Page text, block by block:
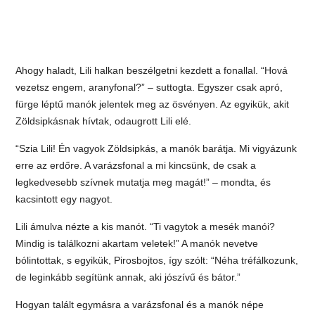
Ahogy haladt, Lili halkan beszélgetni kezdett a fonallal. “Hová
vezetsz engem, aranyfonal?” – suttogta. Egyszer csak apró,
fürge léptű manók jelentek meg az ösvényen. Az egyikük, akit
Zöldsipkásnak hívtak, odaugrott Lili elé.
“Szia Lili! Én vagyok Zöldsipkás, a manók barátja. Mi vigyázunk
erre az erdőre. A varázsfonal a mi kincsünk, de csak a
legkedvesebb szívnek mutatja meg magát!” – mondta, és
kacsintott egy nagyot.
Lili ámulva nézte a kis manót. “Ti vagytok a mesék manói?
Mindig is találkozni akartam veletek!” A manók nevetve
bólintottak, s egyikük, Pirosbojtos, így szólt: “Néha tréfálkozunk,
de leginkább segítünk annak, aki jószívű és bátor.”
Hogyan talált egymásra a varázsfonal és a manók népe